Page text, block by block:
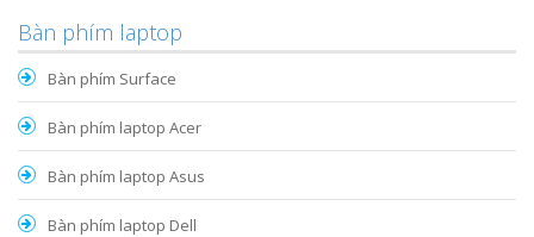
Bàn phím laptop
Bàn phím Surface
Bàn phím laptop Acer
Bàn phím laptop Asus
Bàn phím laptop Dell